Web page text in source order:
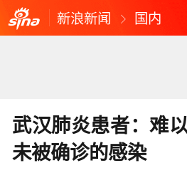
新浪新闻 国内
武汉肺炎患者：难
未被确诊的感染